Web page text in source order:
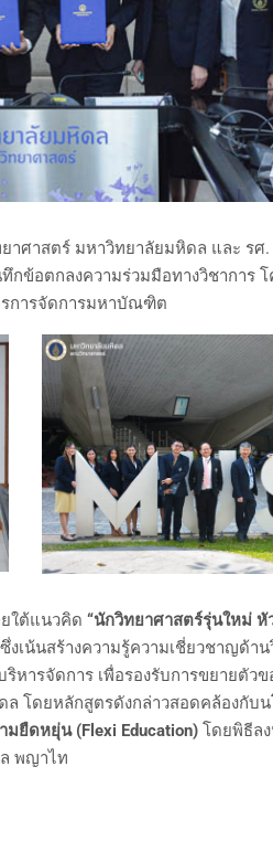
าศาสตร์ มหาวิทยาลัยมหิดล และ ร
อตกลงความร่วมมือทางวิชาการ โ
การจัดการมหาบัณฑิต
ใต้แนวคิด “นักวิทยาศาสตร์รุ่นใหม่ หั
เน้นสร้างความรู้ความเชี่ยวชาญด้า
หารจัดการ เพื่อรองรับการขยายตัว
โดยหลักสูตรดังกล่าวสอดคล้องกับ
ยืดหยุ่น (Flexi Education) โดยพิธีล
พญาไท